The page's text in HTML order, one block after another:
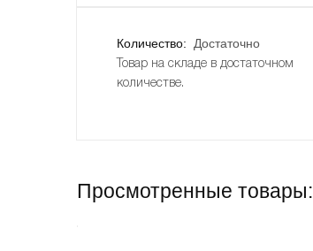
Количество: Достаточно
Товар на складе в достаточном
количестве.
Просмотренные товары: